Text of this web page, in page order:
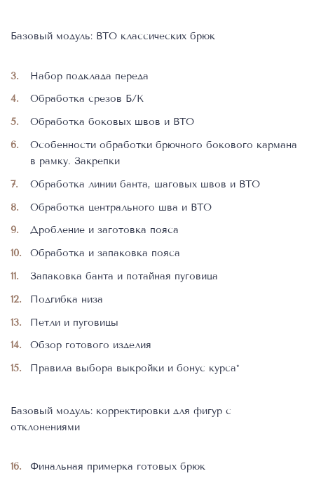
Базовый модуль: ВТО классических брюк
Набор подклада переда
Обработка срезов Б/К
Обработка боковых швов и ВТО
Особенности обработки брючного бокового кармана
в рамку. Закрепки
Обработка линии банта, шаговых швов и ВТО
Обработка центрального шва и ВТО
Дробление и заготовка пояса
Обработка и запаковка пояса
Запаковка банта и потайная пуговица
Подгибка низа
Петли и пуговицы
Обзор готового изделия
Правила выбора выкройки и бонус курса*
Базовый модуль: корректировки для фигур с
отклонениями
Финальная примерка готовых брюк